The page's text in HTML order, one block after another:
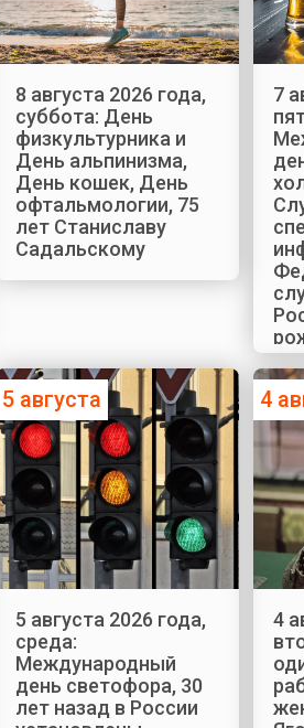
8 августа 2026 года,
суббота: День
физкультурника и
День альпинизма,
День кошек, День
офтальмологии, 75
лет Станиславу
Садальскому
7
5 августа
5 августа 2026 года,
среда:
Международный
день светофора, 30
лет назад в России
4
4